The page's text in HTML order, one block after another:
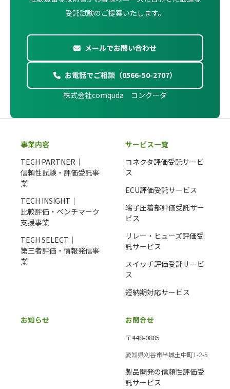
受託試験のご提案いたします。
メールでお問い合わせ
お電話でご相談（0566-50-2707）
株式会社comquda コンクーダ
事業内容
TECH PARTNER｜
信頼性試験・評価受託事
業
TECH INSIGHT｜
比較評価・ベンチマーク
支援事業
TECH SELECT｜
第三者評価・情報発信事
業
サービス一覧
コネクタ評価受託サービ
ス
ECU評価受託サービス
端子圧着部評価受託サー
ビス
リレー・ヒューズ評価受
託サービス
スイッチ評価受託サービ
ス
短納期対応サービス
お知らせ お問合せ
〒448-0805
愛知県刈谷市半城土中町1-2-5
製品開発の信頼性評価受
託サービス